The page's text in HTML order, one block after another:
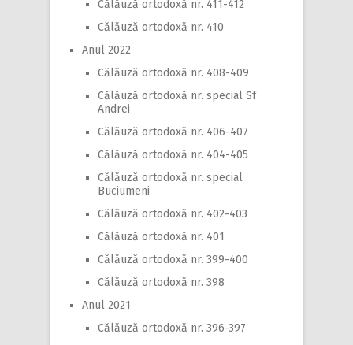
Călăuză ortodoxă nr. 411-412
Călăuză ortodoxă nr. 410
Anul 2022
Călăuză ortodoxă nr. 408-409
Călăuză ortodoxă nr. special Sf
Andrei
Călăuză ortodoxă nr. 406-407
Călăuză ortodoxă nr. 404-405
Călăuză ortodoxă nr. special
Buciumeni
Călăuză ortodoxă nr. 402-403
Călăuză ortodoxă nr. 401
Călăuză ortodoxă nr. 399-400
Călăuză ortodoxă nr. 398
Anul 2021
Călăuză ortodoxă nr. 396-397